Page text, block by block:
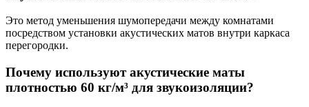
Это метод уменьшения шумопередачи между комнатами
посредством установки акустических матов внутри каркаса
перегородки.
Почему используют акустические маты
плотностью 60 кг/м³ для звукоизоляции?